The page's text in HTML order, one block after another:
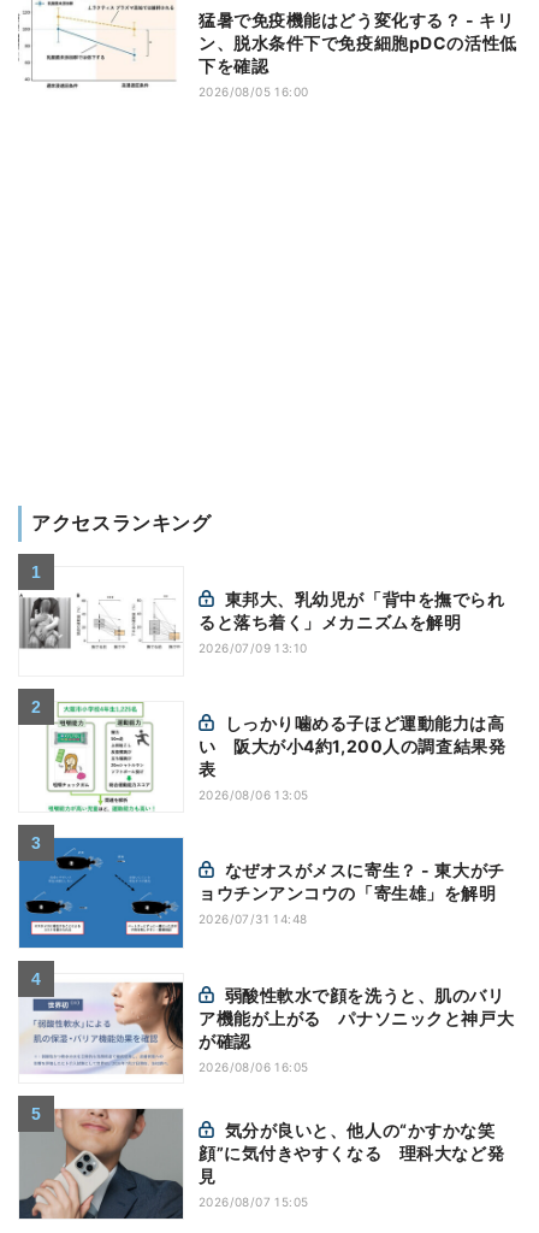
猛暑で免疫機能はどう変化する？ - キリ
ン、脱水条件下で免疫細胞pDCの活性低
下を確認
2026/08/05 16:00
アクセスランキング
ると落ち着く」メカニズムを解明
2026/07/09 13:10
い 阪大が小4約1,200人の調査結果発
表
2026/08/06 13:05
ョウチンアンコウの「寄生雄」を解明
2026/07/31 14:48
ア機能が上がる パナソニックと神戸大
が確認
2026/08/06 16:05
顔”に気付きやすくなる 理科大など発
見
2026/08/07 15:05